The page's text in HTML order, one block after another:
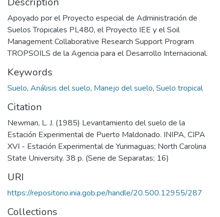
Apoyado por el Proyecto especial de Administración de
Suelos Tropicales PL480, el Proyecto IEE y el Soil
Management Collaborative Research Support Program
TROPSOILS de la Agencia para el Desarrollo Internacional.
Keywords
Suelo, Análisis del suelo, Manejo del suelo, Suelo tropical
Citation
Newman, L. J. (1985) Levantamiento del suelo de la
Estación Experimental de Puerto Maldonado. INIPA, CIPA
XVI - Estación Experimental de Yurimaguas; North Carolina
State University. 38 p. (Serie de Separatas; 16)
URI
https://repositorio.inia.gob.pe/handle/20.500.12955/287
Collections